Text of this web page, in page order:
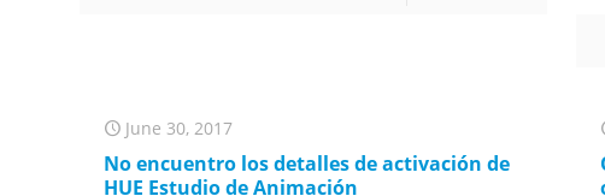
June 30, 2017
No encuentro los detalles de activación de
HUE Estudio de Animación